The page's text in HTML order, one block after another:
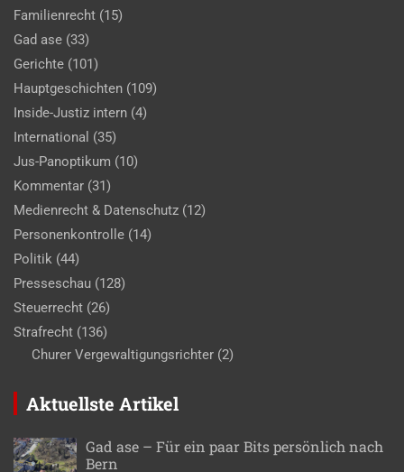
Familienrecht (15)
Gad ase (33)
Gerichte (101)
Hauptgeschichten (109)
Inside-Justiz intern (4)
International (35)
Jus-Panoptikum (10)
Kommentar (31)
Medienrecht & Datenschutz (12)
Personenkontrolle (14)
Politik (44)
Presseschau (128)
Steuerrecht (26)
Strafrecht (136)
Churer Vergewaltigungsrichter (2)
Aktuellste Artikel
Gad ase – Für ein paar Bits persönlich nach
Bern